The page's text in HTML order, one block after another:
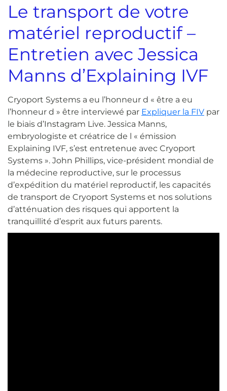
Le transport de votre
matériel reproductif –
Entretien avec Jessica
Manns d’Explaining IVF
Cryoport Systems a eu l’honneur d « être a eu
l’honneur d » être interviewé par Expliquer la FIV par
le biais d’Instagram Live. Jessica Manns,
embryologiste et créatrice de l « émission
Explaining IVF, s’est entretenue avec Cryoport
Systems ». John Phillips, vice-président mondial de
la médecine reproductive, sur le processus
d’expédition du matériel reproductif, les capacités
de transport de Cryoport Systems et nos solutions
d’atténuation des risques qui apportent la
tranquillité d’esprit aux futurs parents.